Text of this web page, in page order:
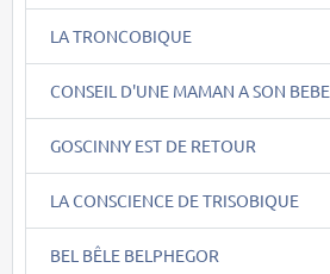
LA TRONCOBIQUE
CONSEIL D'UNE MAMAN A SON BEBE
GOSCINNY EST DE RETOUR
LA CONSCIENCE DE TRISOBIQUE
BEL BÊLE BELPHEGOR